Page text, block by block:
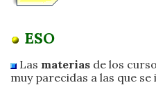
ESO
Las materias de los
muy parecidas a las que